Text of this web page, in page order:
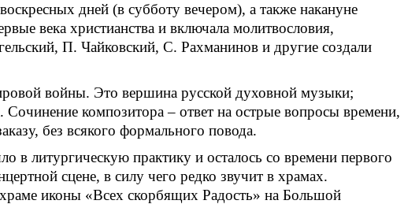
дней (в субботу вечером), а также накануне
века христианства и включала молитвословия,
П. Чайковский, С. Рахманинов и другие создали
войны. Это вершина русской духовной музыки;
композитора – ответ на острые вопросы времени,
без всякого формального повода.
в литургическую практику и осталось со времени первого
сцене, в силу чего редко звучит в храмах.
иконы «Всех скорбящих Радость» на Большой